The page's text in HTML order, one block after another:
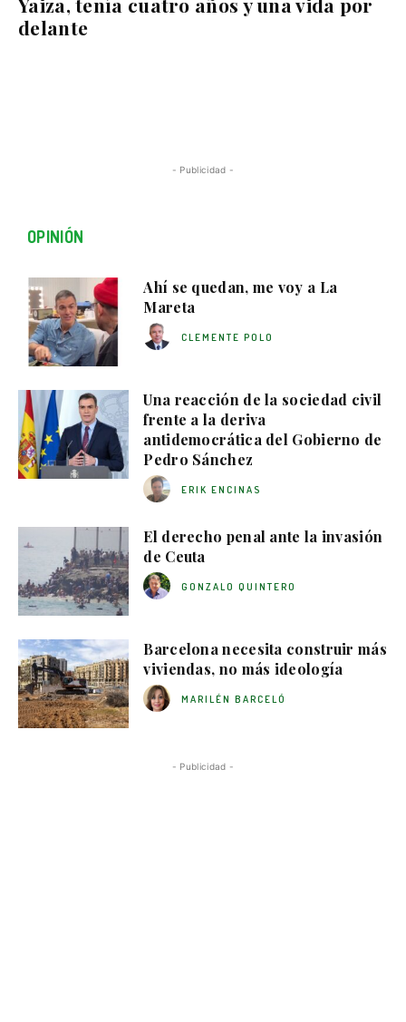
delante
- Publicidad -
OPINIÓN
Ahí se quedan, me voy a La
Mareta
CLEMENTE POLO
Una reacción de la sociedad civil
frente a la deriva
antidemocrática del Gobierno de
Pedro Sánchez
ERIK ENCINAS
El derecho penal ante la invasión
de Ceuta
GONZALO QUINTERO
Barcelona necesita construir más
viviendas, no más ideología
MARILÉN BARCELÓ
- Publicidad -